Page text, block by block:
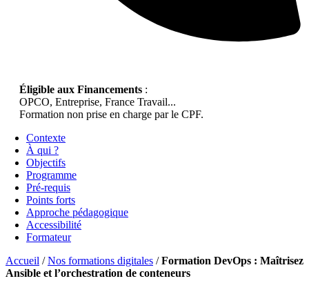
Éligible aux Financements :
OPCO, Entreprise, France Travail...
Formation non prise en charge par le CPF.
Contexte
À qui ?
Objectifs
Programme
Pré-requis
Points forts
Approche pédagogique
Accessibilité
Formateur
Accueil /Nos formations digitales /Formation DevOps : Maîtrisez
Ansible et l’orchestration de conteneurs